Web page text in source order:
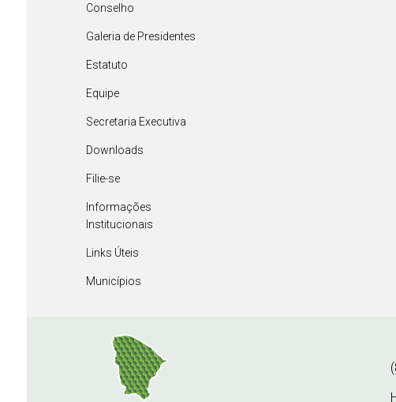
Conselho
Galeria de Presidentes
Estatuto
Equipe
Secretaria Executiva
Downloads
Filie-se
Informações
Institucionais
Links Úteis
Municípios